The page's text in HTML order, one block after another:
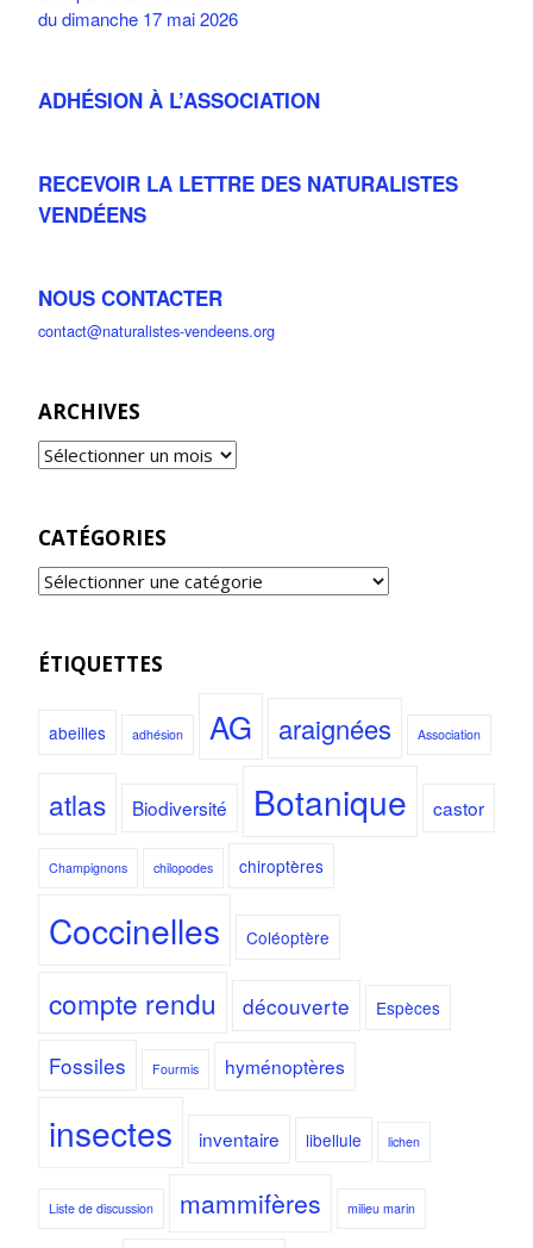
du dimanche 17 mai 2026
ADHÉSION À L’ASSOCIATION
RECEVOIR LA LETTRE DES NATURALISTES
VENDÉENS
NOUS CONTACTER
contact@naturalistes-vendeens.org
ARCHIVES
CATÉGORIES
ÉTIQUETTES
abeilles adhésion AG araignées Association
atlas Biodiversité Botanique castor
Champignons chilopodes chiroptères
Coccinelles Coléoptère
compte rendu découverte Espèces
Fossiles Fourmis hyménoptères
insectes inventaire libellule lichen
Liste de discussion mammifères milieu marin